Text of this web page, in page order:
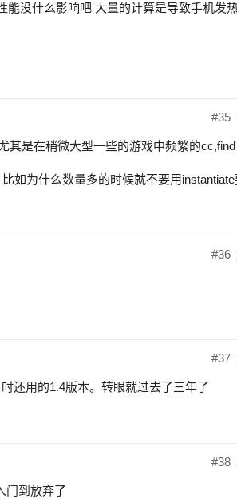
能没什么影响吧 大量的计算是导致手机发
#35
其是在稍微大型一些的游戏中频繁的
如为什么数量多的时候就不要用
#36
#37
还用的1.4版本。转眼就过去了三年了
#38
门到放弃了